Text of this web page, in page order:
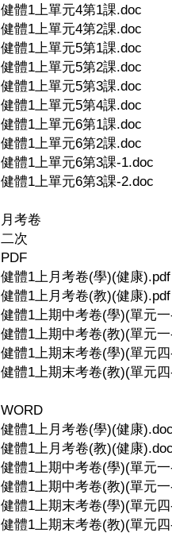
健體1上單元4第1課.doc
健體1上單元4第2課.doc
健體1上單元5第1課.doc
健體1上單元5第2課.doc
健體1上單元5第3課.doc
健體1上單元5第4課.doc
健體1上單元6第1課.doc
健體1上單元6第2課.doc
健體1上單元6第3課-1.doc
健體1上單元6第3課-2.doc
月考卷
二次
PDF
健體1上月考卷(學)(健康).pdf
健體1上月考卷(教)(健康).pdf
健體1上期中考卷(學)(單元
健體1上期中考卷(教)(單元
健體1上期末考卷(學)(單元
健體1上期末考卷(教)(單元
WORD
健體1上月考卷(學)(健康
健體1上月考卷(教)(健康
健體1上期中考卷(學)(單元
健體1上期中考卷(教)(單元
健體1上期末考卷(學)(單元
健體1上期末考卷(教)(單元